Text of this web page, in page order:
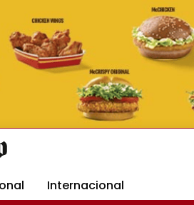
Arquidiocese Braga
Internacional